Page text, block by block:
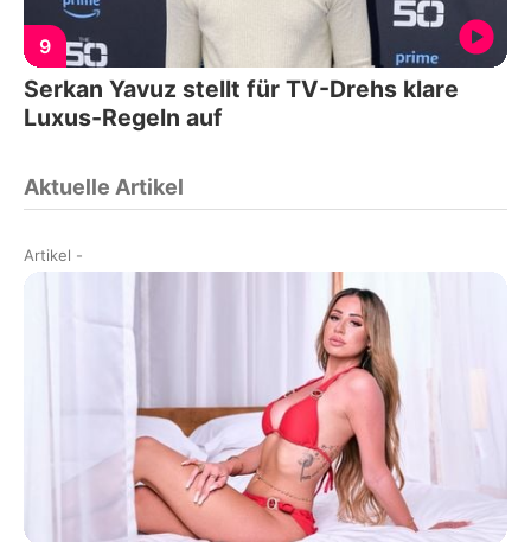
9
Serkan Yavuz stellt für TV-Drehs klare
Luxus-Regeln auf
Aktuelle Artikel
Artikel -